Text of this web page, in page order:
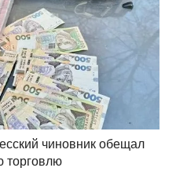
чиновник обещал
торговлю